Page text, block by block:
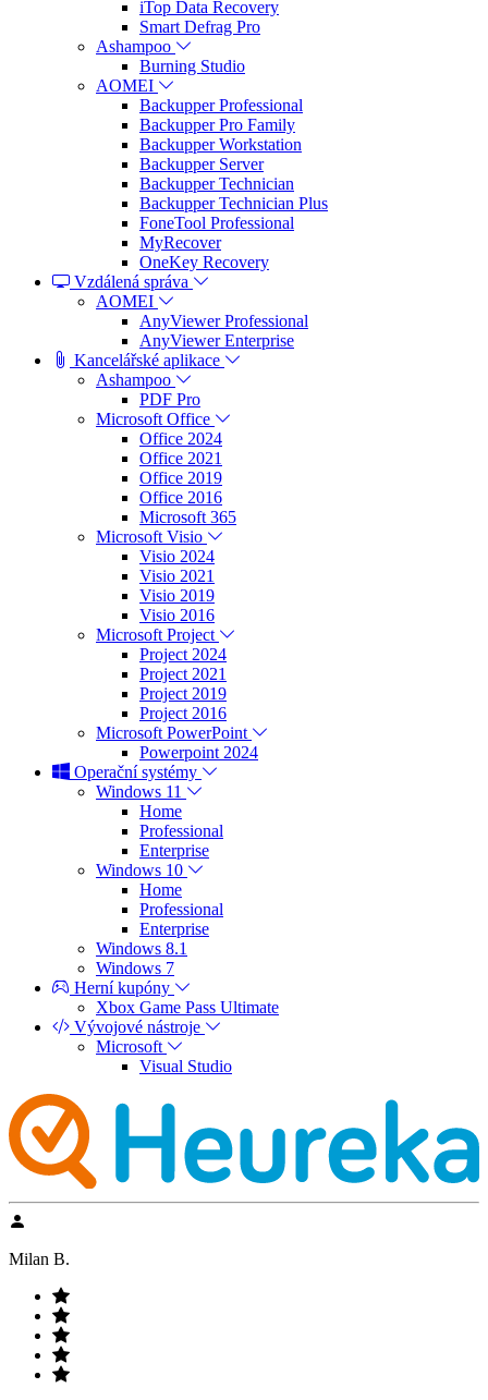
iTop Data Recovery
Smart Defrag Pro
Ashampoo
Burning Studio
AOMEI
Backupper Professional
Backupper Pro Family
Backupper Workstation
Backupper Server
Backupper Technician
Backupper Technician Plus
FoneTool Professional
MyRecover
OneKey Recovery
Vzdálená správa
AOMEI
AnyViewer Professional
AnyViewer Enterprise
Kancelářské aplikace
Ashampoo
PDF Pro
Microsoft Office
Office 2024
Office 2021
Office 2019
Office 2016
Microsoft 365
Microsoft Visio
Visio 2024
Visio 2021
Visio 2019
Visio 2016
Microsoft Project
Project 2024
Project 2021
Project 2019
Project 2016
Microsoft PowerPoint
Powerpoint 2024
Operační systémy
Windows 11
Home
Professional
Enterprise
Windows 10
Home
Professional
Enterprise
Windows 8.1
Windows 7
Herní kupóny
Xbox Game Pass Ultimate
Vývojové nástroje
Microsoft
Visual Studio
Milan B.